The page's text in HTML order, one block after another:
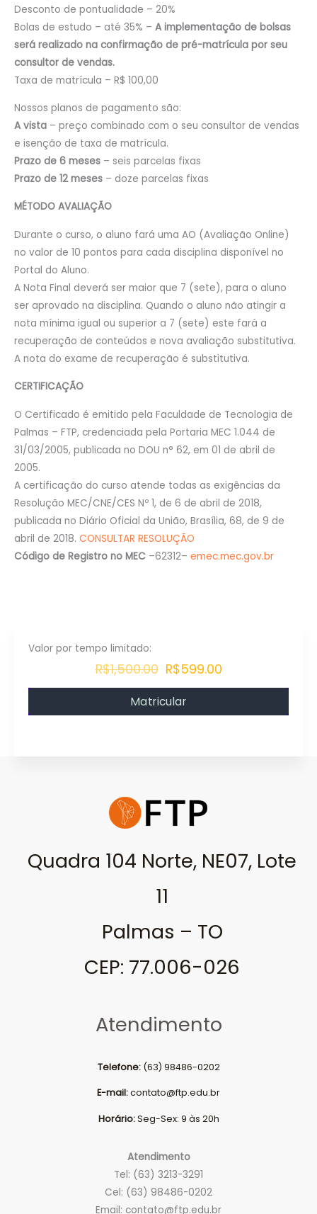
Desconto de pontualidade – 20%
Bolas de estudo – até 35% – A implementação de bolsas
será realizado na confirmação de pré-matrícula por seu
consultor de vendas.
Taxa de matrícula – R$ 100,00
Nossos planos de pagamento são:
A vista – preço combinado com o seu consultor de vendas
e isenção de taxa de matrícula.
Prazo de 6 meses – seis parcelas fixas
Prazo de 12 meses – doze parcelas fixas
MÉTODO AVALIAÇÃO
Durante o curso, o aluno fará uma AO (Avaliação Online)
no valor de 10 pontos para cada disciplina disponível no
Portal do Aluno.
A Nota Final deverá ser maior que 7 (sete), para o aluno
ser aprovado na disciplina. Quando o aluno não atingir a
nota mínima igual ou superior a 7 (sete) este fará a
recuperação de conteúdos e nova avaliação substitutiva.
A nota do exame de recuperação é substitutiva.
CERTIFICAÇÃO
O Certificado é emitido pela Faculdade de Tecnologia de
Palmas – FTP, credenciada pela Portaria MEC 1.044 de
31/03/2005, publicada no DOU n° 62, em 01 de abril de
2005.
A certificação do curso atende todas as exigências da
Resolução MEC/CNE/CES Nº 1, de 6 de abril de 2018,
publicada no Diário Oficial da União, Brasília, 68, de 9 de
abril de 2018. CONSULTAR RESOLUÇÃO
Código de Registro no MEC –62312– emec.mec.gov.br
R$1,500.00 R$599.00
Matricular
Quadra 104 Norte, NE07, Lote
11
Palmas – TO
CEP: 77.006-026
Atendimento
Telefone: (63) 98486-0202
E-mail:contato@ftp.edu.br
Horário:Seg-Sex: 9 às 20h
Atendimento
Tel: (63) 3213-3291
Cel: (63) 98486-0202
Email: contato@ftp.edu.br